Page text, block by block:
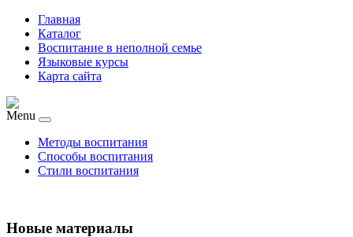
Главная
Каталог
Воспитание в неполной семье
Языковые курсы
Карта сайта
Menu
Методы воспитания
Способы воспитания
Стили воспитания
Новые материалы